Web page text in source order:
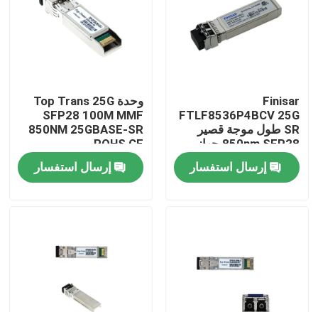
جولة في المعمل
اتصل بنا
أخبار
وحدة بصرية 400G/800G
وحدة 100G QSFP28
Finisar
FTLF8536P4BCV 25G
SR طول موجة قصير
850nm SFP28 جهاز
استقبال بصري
إرسال استفسار
وحدة Top Trans 25G
SFP28 100M MMF
850NM 25GBASE-SR
ROHS CE
إرسال استفسار